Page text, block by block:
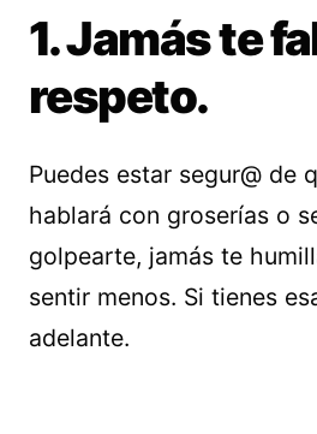
1. Jamás te
respeto.
Puedes estar segur@ de
hablará con groserías o
golpearte, jamás te
sentir menos. Si tienes
adelante.